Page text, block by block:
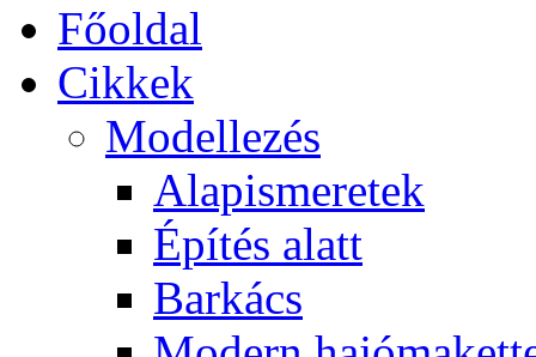
Főoldal
Cikkek
Modellezés
Alapismeretek
Építés alatt
Barkács